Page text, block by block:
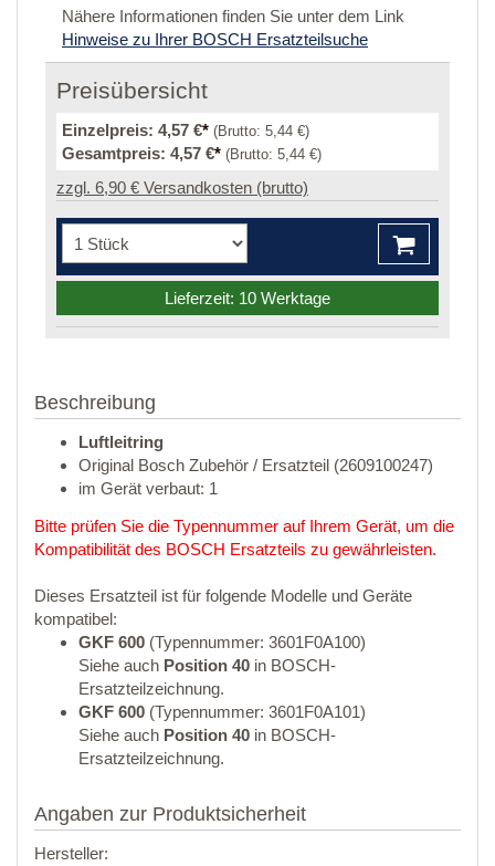
Nähere Informationen finden Sie unter dem Link
Hinweise zu Ihrer BOSCH Ersatzteilsuche
Preisübersicht
Einzelpreis: 4,57 €* (Brutto: 5,44 €)
Gesamtpreis: 4,57 €* (Brutto: 5,44 €)
zzgl. 6,90 € Versandkosten (brutto)
Lieferzeit: 10 Werktage
Beschreibung
Luftleitring
Original Bosch Zubehör / Ersatzteil (2609100247)
im Gerät verbaut: 1
Bitte prüfen Sie die Typennummer auf Ihrem Gerät, um die
Kompatibilität des BOSCH Ersatzteils zu gewährleisten.
Dieses Ersatzteil ist für folgende Modelle und Geräte
kompatibel:
GKF 600 (Typennummer: 3601F0A100)
Siehe auch Position 40 in BOSCH-
Ersatzteilzeichnung.
GKF 600 (Typennummer: 3601F0A101)
Siehe auch Position 40 in BOSCH-
Ersatzteilzeichnung.
Angaben zur Produktsicherheit
Hersteller: